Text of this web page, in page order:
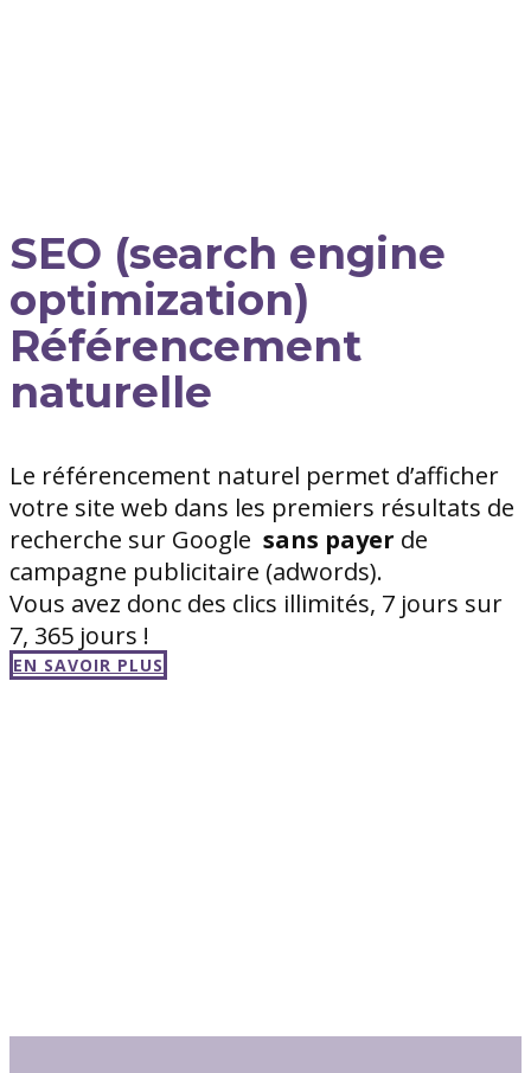
SEO (search engine
optimization)
Référencement
naturelle
Le référencement naturel permet d’afficher
votre site web dans les premiers résultats de
recherche sur Google sans payer de
campagne publicitaire (adwords).
Vous avez donc des clics illimités, 7 jours sur
7, 365 jours !
EN SAVOIR PLUS